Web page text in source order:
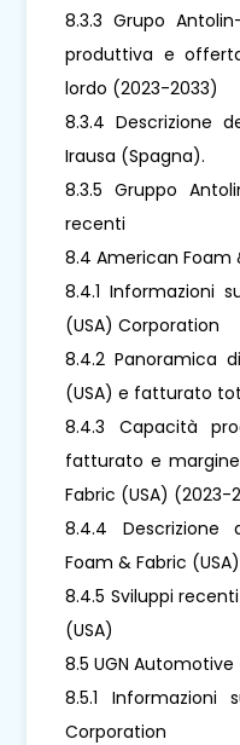
8.3.3 Grupo
produttiva e
lordo (2023-2033)
8.3.4 Descrizione
Irausa (Spagna).
8.3.5 Gruppo
recenti
8.4 American Foam
8.4.1 Informazioni
(USA) Corporation
8.4.2 Panoramica
(USA) e fatturato
8.4.3 Capacità
fatturato e
Fabric (USA) (2023-
8.4.4
Foam & Fabric (USA)
8.4.5 Sviluppi
(USA)
8.5 UGN Automotive
8.5.1 Informazioni
Corporation